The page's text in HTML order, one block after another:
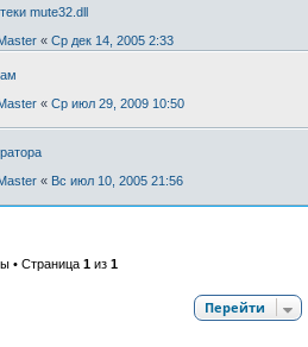
mute32.dll
« Ср дек 14, 2005 2:33
« Ср июл 29, 2009 10:50
« Вс июл 10, 2005 21:56
• Страница 1из 1
Перейти